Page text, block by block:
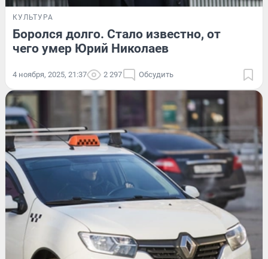
КУЛЬТУРА
Боролся долго. Стало известно, от
чего умер Юрий Николаев
4 ноября, 2025, 21:37 2 297 Обсудить